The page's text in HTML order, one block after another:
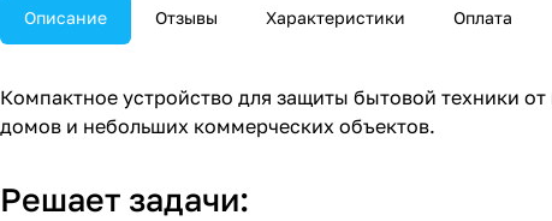
Описание Отзывы Характеристики Оплата
Компактное устройство для защиты бытовой техники
домов и небольших коммерческих объектов.
Решает задачи: